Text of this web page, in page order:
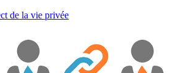
de la vie privée